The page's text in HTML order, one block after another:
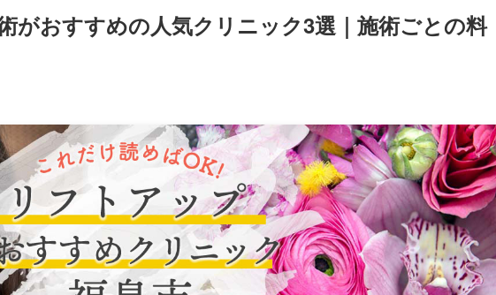
がおすすめの人気クリニック3選｜施術ごとの料